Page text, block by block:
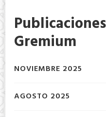
Gremium
NOVIEMBRE 2025
AGOSTO 2025